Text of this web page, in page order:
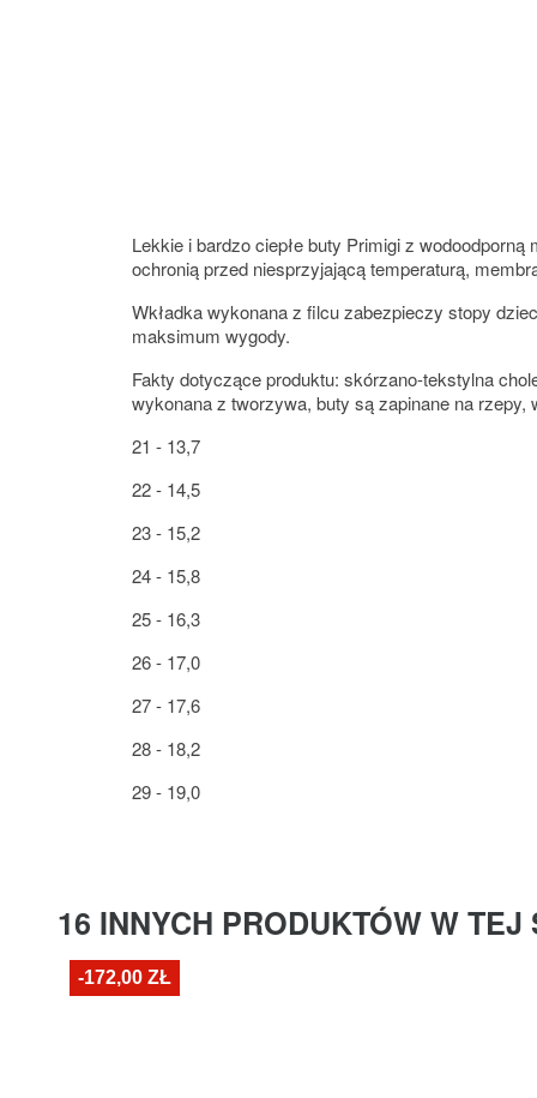
Lekkie i bardzo ciepłe buty Primigi z
ochronią przed niesprzyjającą temperaturą,
Wkładka wykonana z filcu zabezpieczy stopy
maksimum wygody.
Fakty dotyczące produktu: skórzano-tekstylna
wykonana z tworzywa, buty są zapinane na
21 - 13,7
22 - 14,5
23 - 15,2
24 - 15,8
25 - 16,3
26 - 17,0
27 - 17,6
28 - 18,2
29 - 19,0
16 INNYCH PRODUKTÓW W
-172,00 ZŁ